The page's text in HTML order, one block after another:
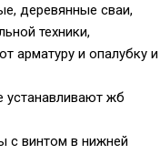
деревянные сваи,
техники,
арматуру и опалубку и
устанавливают жб
с винтом в нижней